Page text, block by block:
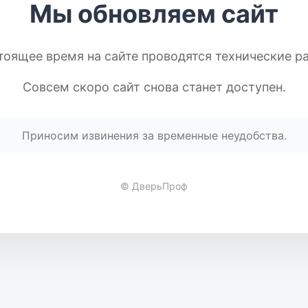
Мы обновляем сайт
время на сайте проводятся технические
Совсем скоро сайт снова станет доступен.
Приносим извинения за временные неудобства.
© ДверьПроф